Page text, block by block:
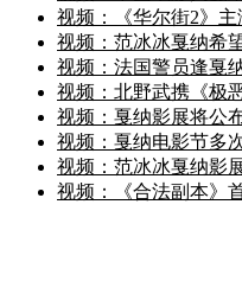
视频：《华尔街2》
视频：范冰冰戛纳希
视频：法国警员逢戛
视频：北野武携《极
视频：戛纳影展将公
视频：戛纳电影节多
视频：范冰冰戛纳影
视频：《合法副本》